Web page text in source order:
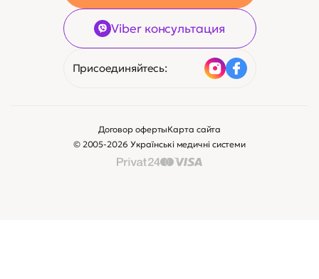
Viber консультация
Присоединяйтесь:
© 2005-2026 Українські медичні системи
Договор офертыКарта сайта